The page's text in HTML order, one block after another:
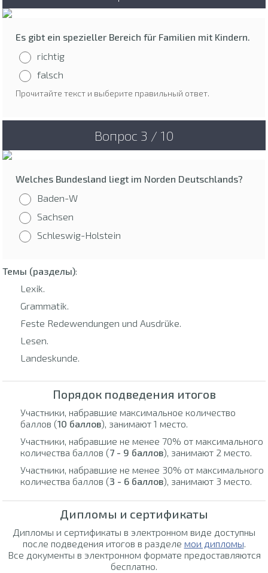
Es gibt ein spezieller Bereich für Familien mit Kindern.
richtig
falsch
Прочитайте текст и выберите правильный ответ.
Вопрос 3 / 10
Welches Bundesland liegt im Norden Deutschlands?
Baden-W
Sachsen
Schleswig-Holstein
Темы (разделы):
Lexik.
Grammatik.
Feste Redewendungen und Ausdrüke.
Lesen.
Landeskunde.
Порядок подведения итогов
Участники, набравшие максимальное количество
баллов (10 баллов), занимают 1 место.
Участники, набравшие не менее 70% от максимального
количества баллов (7 - 9 баллов), занимают 2 место.
Участники, набравшие не менее 30% от максимального
количества баллов (3 - 6 баллов), занимают 3 место.
Дипломы и сертификаты
Дипломы и сертификаты в электронном виде доступны
после подведения итогов в разделе мои дипломы.
Все документы в электронном формате предоставляются
бесплатно.